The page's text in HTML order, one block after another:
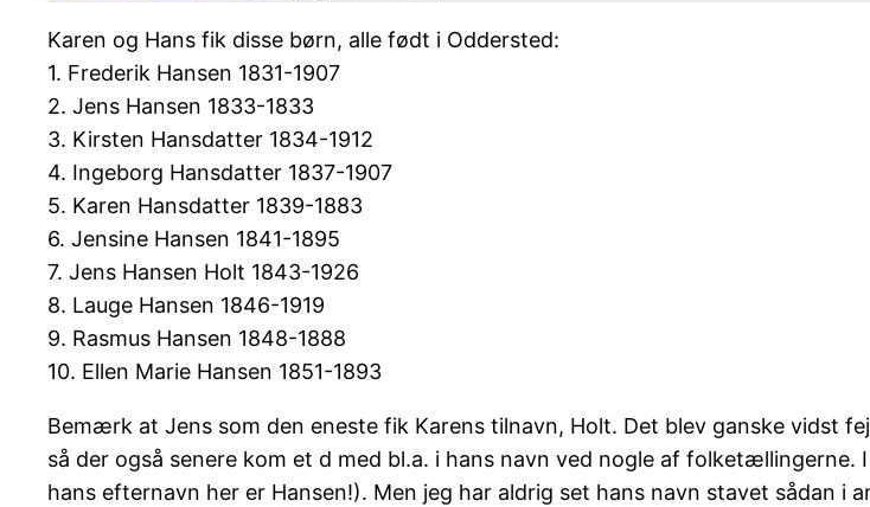
Karen og Hans fik disse børn, alle født i Oddersted:
1. Frederik Hansen 1831-1907
2. Jens Hansen 1833-1833
3. Kirsten Hansdatter 1834-1912
4. Ingeborg Hansdatter 1837-1907
5. Karen Hansdatter 1839-1883
6. Jensine Hansen 1841-1895
7. Jens Hansen Holt 1843-1926
8. Lauge Hansen 1846-1919
9. Rasmus Hansen 1848-1888
10. Ellen Marie Hansen 1851-1893
Bemærk at Jens som den eneste fik Karens tilnavn, Holt. Det blev ganske vidst
så der også senere kom et d med bl.a. i hans navn ved nogle af
hans efternavn her er Hansen!). Men jeg har aldrig set hans navn stavet sådan